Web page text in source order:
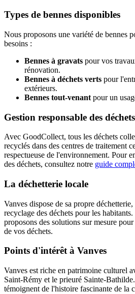
Types de bennes disponibles
Nous proposons une variété de bennes
besoins :
Bennes à gravats pour vos
rénovation.
Bennes à déchets verts pour
extérieurs.
Bennes tout-venant pour un
Gestion responsable des
Avec GoodCollect, tous les déchets
recyclés dans des centres de traitement
respectueuse de l'environnement. Pour
des déchets, consultez notre guide
La déchetterie locale
Vanves dispose de sa propre
recyclage des déchets pour les
proposons des solutions sur mesure
de vos déchets.
Points d'intérêt à Vanves
Vanves est riche en patrimoine culturel
Saint-Rémy et le prieuré Sainte-
témoignent de l'histoire fascinante de la